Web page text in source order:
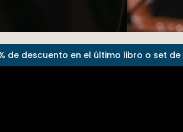
de descuento en el último libro o set